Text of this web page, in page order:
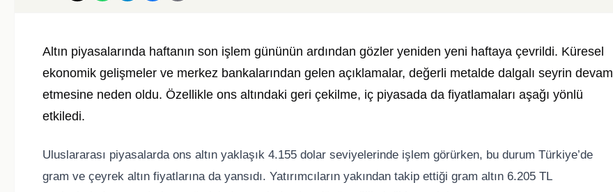
Altın piyasalarında haftanın son işlem gününün ardından gözler yeniden yeni haftaya çevrildi. Küresel
ekonomik gelişmeler ve merkez bankalarından gelen açıklamalar, değerli metalde dalgalı seyrin devam
etmesine neden oldu. Özellikle ons altındaki geri çekilme, iç piyasada da fiyatlamaları aşağı yönlü
etkiledi.
Uluslararası piyasalarda ons altın yaklaşık 4.155 dolar seviyelerinde işlem görürken, bu durum Türkiye’de
gram ve çeyrek altın fiyatlarına da yansıdı. Yatırımcıların yakından takip ettiği gram altın 6.205 TL